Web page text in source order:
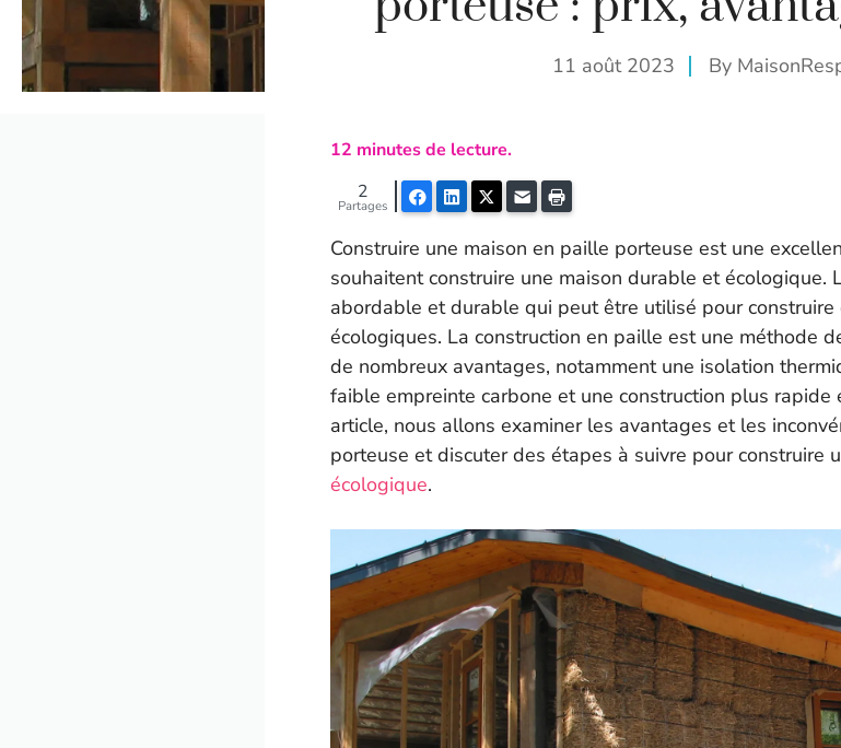
11 août 2023 By
12 minutes de lecture.
FacebookLinkedInTwitterE-mail
Partages
2
Construire une maison en paille porteuse est une
souhaitent construire une maison durable et écologique.
abordable et durable qui peut être utilisé pour construire
écologiques. La construction en paille est une méthode
de nombreux avantages, notamment une isolation
faible empreinte carbone et une construction plus rapide
article, nous allons examiner les avantages et les
porteuse et discuter des étapes à suivre pour construire
écologique.